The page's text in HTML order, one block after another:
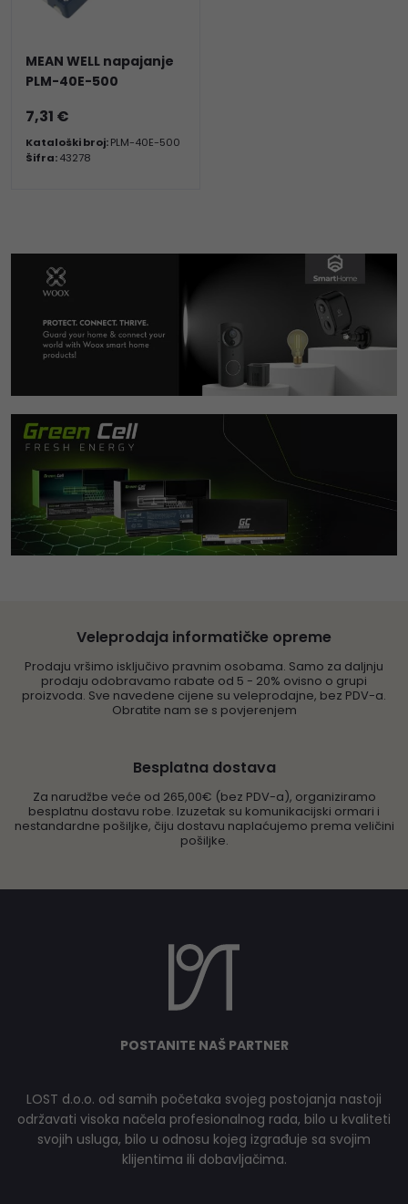
MEAN WELL napajanje
PLM-40E-500
7,31 €
Kataloški broj:PLM-40E-500
Šifra:43278
Veleprodaja informatičke opreme
Prodaju vršimo isključivo pravnim osobama. Samo za daljnju
prodaju odobravamo rabate od 5 - 20% ovisno o grupi
proizvoda. Sve navedene cijene su veleprodajne, bez PDV-a.
Obratite nam se s povjerenjem
Besplatna dostava
Za narudžbe veće od 265,00€ (bez PDV-a), organiziramo
besplatnu dostavu robe. Izuzetak su komunikacijski ormari i
nestandardne pošiljke, čiju dostavu naplaćujemo prema veličini
pošiljke.
POSTANITE NAŠ PARTNER
LOST d.o.o. od samih početaka svojeg postojanja nastoji
održavati visoka načela profesionalnog rada, bilo u kvaliteti
svojih usluga, bilo u odnosu kojeg izgrađuje sa svojim
klijentima ili dobavljačima.